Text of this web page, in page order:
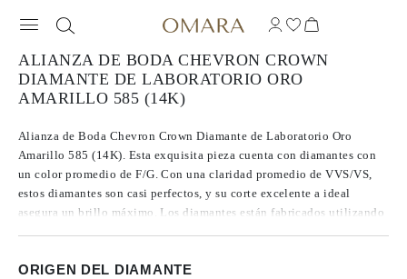
ALIANZA DE BODA CHEVRON CROWN
DIAMANTE DE LABORATORIO ORO
AMARILLO 585 (14K)
Alianza de Boda Chevron Crown Diamante de Laboratorio Oro
Amarillo 585 (14K). Esta exquisita pieza cuenta con diamantes con
un color promedio de F/G. Con una claridad promedio de VVS/VS,
estos diamantes son casi perfectos, y su corte excelente a ideal
asegura un brillo máximo. Los diamantes están fabricados utilizando
quilates es de 0.36.
ORIGEN DEL DIAMANTE